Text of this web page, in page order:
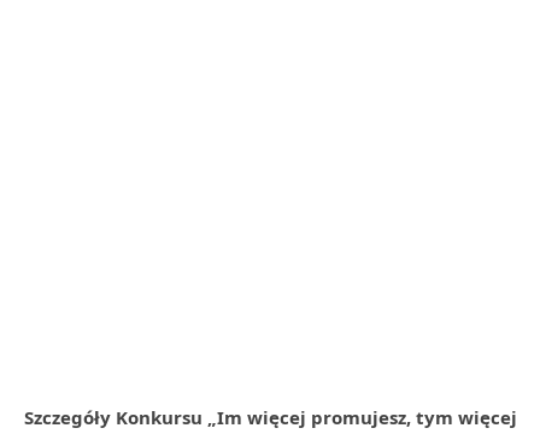
Szczegóły Konkursu „Im więcej promujesz, tym więcej